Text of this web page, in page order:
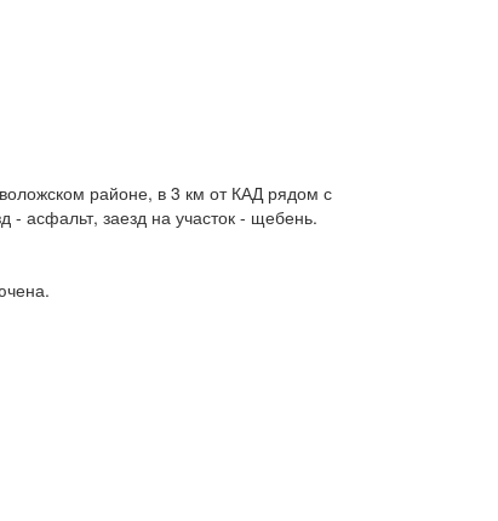
районе, в 3 км от КАД рядом с
- асфальт, заезд на участок - щебень.